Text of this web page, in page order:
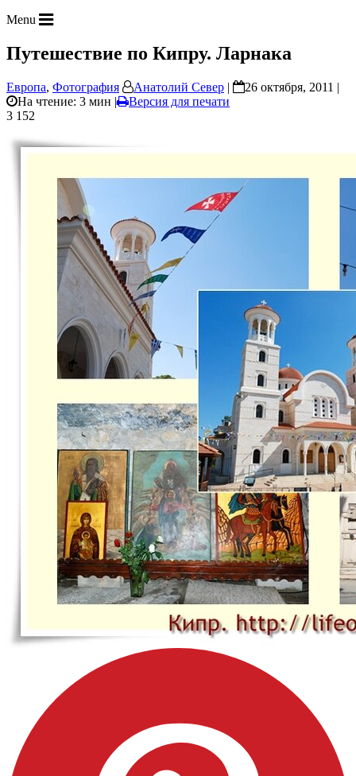
Menu
Путешествие по Кипру. Ларнака
Европа, Фотография Анатолий Север |
26 октября, 2011 |
На чтение: 3 мин |
Версия для печати
3 152